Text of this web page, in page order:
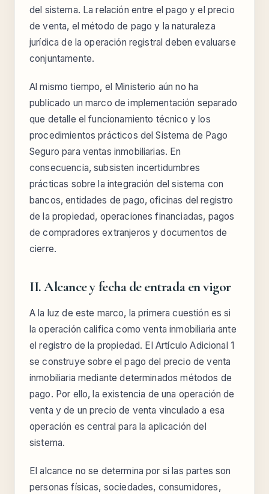
del sistema. La relación entre el pago y el precio
de venta, el método de pago y la naturaleza
jurídica de la operación registral deben evaluarse
conjuntamente.
Al mismo tiempo, el Ministerio aún no ha
publicado un marco de implementación separado
que detalle el funcionamiento técnico y los
procedimientos prácticos del Sistema de Pago
Seguro para ventas inmobiliarias. En
consecuencia, subsisten incertidumbres
prácticas sobre la integración del sistema con
bancos, entidades de pago, oficinas del registro
de la propiedad, operaciones financiadas, pagos
de compradores extranjeros y documentos de
cierre.
II. Alcance y fecha de entrada en vigor
A la luz de este marco, la primera cuestión es si
la operación califica como venta inmobiliaria ante
el registro de la propiedad. El Artículo Adicional 1
se construye sobre el pago del precio de venta
inmobiliaria mediante determinados métodos de
pago. Por ello, la existencia de una operación de
venta y de un precio de venta vinculado a esa
operación es central para la aplicación del
sistema.
El alcance no se determina por si las partes son
personas físicas, sociedades, consumidores,